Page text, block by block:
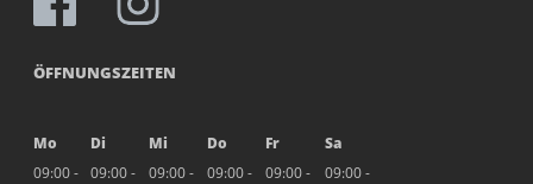
ÖFFNUNGSZEITEN
Mo Di Mi Do Fr
Sa
09:00 -
09:00 -
09:00 -
09:00 -
09:00 -
09:00 -